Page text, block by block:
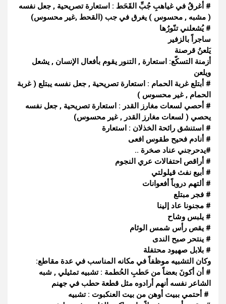
# أغرقُ في غياهبِ جُبِّ القَحَط : استعارة تصريحية , جعل نفسه
( مشبه , محسوس ) يغرق في جب (القحط ,غير محسوس)
# يُشعلني تنّورُها
ساجراً بالزفير
يَلعنُ قرصنة
أزمنة التسكّع: استعارة , التنور يقوم بأفعال الإنسان , يشعل
ويلعن
# أبتلع غربة الحمام : استعارة تصريحية , جعل نفسه يبتلع ( غربة
الحمام , غير محسوس )
# أحصي لسعات مغارز القدر : استعارة تصريحية , جعل نفسه
يحصي ( لسعات مغارز القدر , غير محسوس)
# استنشق رائحة الخذلان : استعارة
# أنادم فحيح طقوس افعى
#يدحرجني عناد صخرة ..
# أراقص احتفالات عري النجوم
# أبيع نفث قيلولتي
# ألتهم دروباً أفعوانات
# فجر مبتلع
# مجنونا عاد إلينا
# يلبس وشاح
# يقص رأس شمس الوئام
# ينتحر صبح الندى
# بلابل صهيود محتفلة
وكان التشبيه موظفاً في مكانه المناسب في عدة مقاطع:
# أن أكونَ بعضاً من حَطبِ الحُطمة : تشبيه تمثيلي , شبه
الشاعر نفسه أنهم أرادوه مثل قطعة حطب في جهنم
# أحتمي ببيت أوهن من بيت العنكبوت : تشبيه